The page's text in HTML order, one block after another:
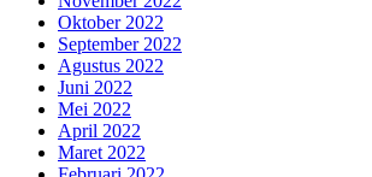
Oktober 2022
September 2022
Agustus 2022
Juni 2022
Mei 2022
April 2022
Maret 2022